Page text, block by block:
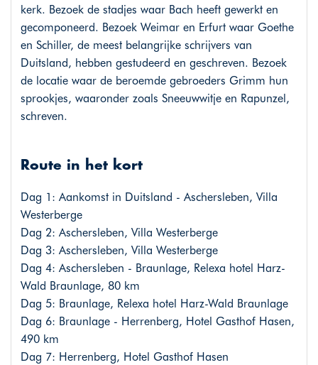
kerk. Bezoek de stadjes waar Bach heeft gewerkt en
gecomponeerd. Bezoek Weimar en Erfurt waar Goethe
en Schiller, de meest belangrijke schrijvers van
Duitsland, hebben gestudeerd en geschreven. Bezoek
de locatie waar de beroemde gebroeders Grimm hun
sprookjes, waaronder zoals Sneeuwwitje en Rapunzel,
schreven.
Route in het kort
Dag 1: Aankomst in Duitsland - Aschersleben, Villa
Westerberge
Dag 2: Aschersleben, Villa Westerberge
Dag 3: Aschersleben, Villa Westerberge
Dag 4: Aschersleben - Braunlage, Relexa hotel Harz-
Wald Braunlage, 80 km
Dag 5: Braunlage, Relexa hotel Harz-Wald Braunlage
Dag 6: Braunlage - Herrenberg, Hotel Gasthof Hasen,
490 km
Dag 7: Herrenberg, Hotel Gasthof Hasen